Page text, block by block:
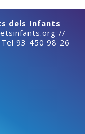
dels Infants
//
93 450 98 26